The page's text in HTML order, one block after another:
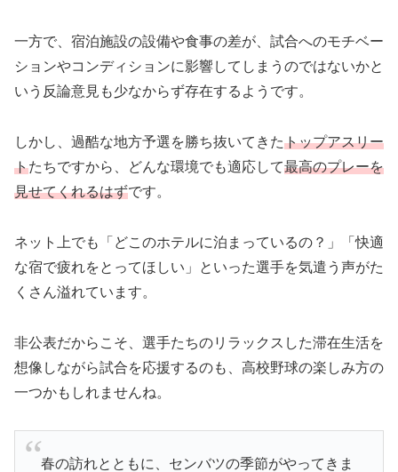
一方で、宿泊施設の設備や食事の差が、試合へのモチベー
ションやコンディションに影響してしまうのではないかと
いう反論意見も少なからず存在するようです。
しかし、過酷な地方予選を勝ち抜いてきたトップアスリー
トたちですから、どんな環境でも適応して最高のプレーを
見せてくれるはずです。
ネット上でも「どこのホテルに泊まっているの？」「快適
な宿で疲れをとってほしい」といった選手を気遣う声がた
くさん溢れています。
非公表だからこそ、選手たちのリラックスした滞在生活を
想像しながら試合を応援するのも、高校野球の楽しみ方の
一つかもしれませんね。
春の訪れとともに、センバツの季節がやってきま